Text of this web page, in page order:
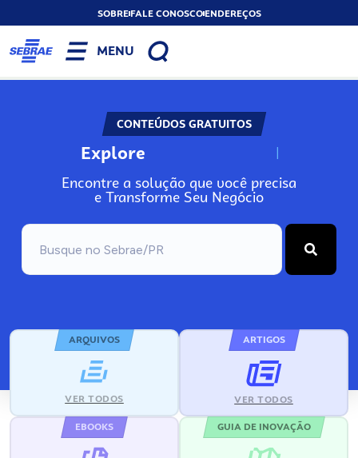
SOBREFALE CONOSCOENDEREÇOS
MENU
CONTEÚDOS GRATUITOS
Explore N
Encontre a solução que você precisa
e Transforme Seu Negócio
ARQUIVOS
VER TODOS
ARTIGOS
VER TODOS
EBOOKS GUIA DE INOVAÇÃO